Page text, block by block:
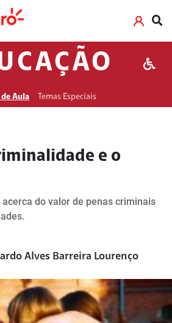
de Aula Temas Especiais
e o
do valor de penas criminais
Alves Barreira Lourenço